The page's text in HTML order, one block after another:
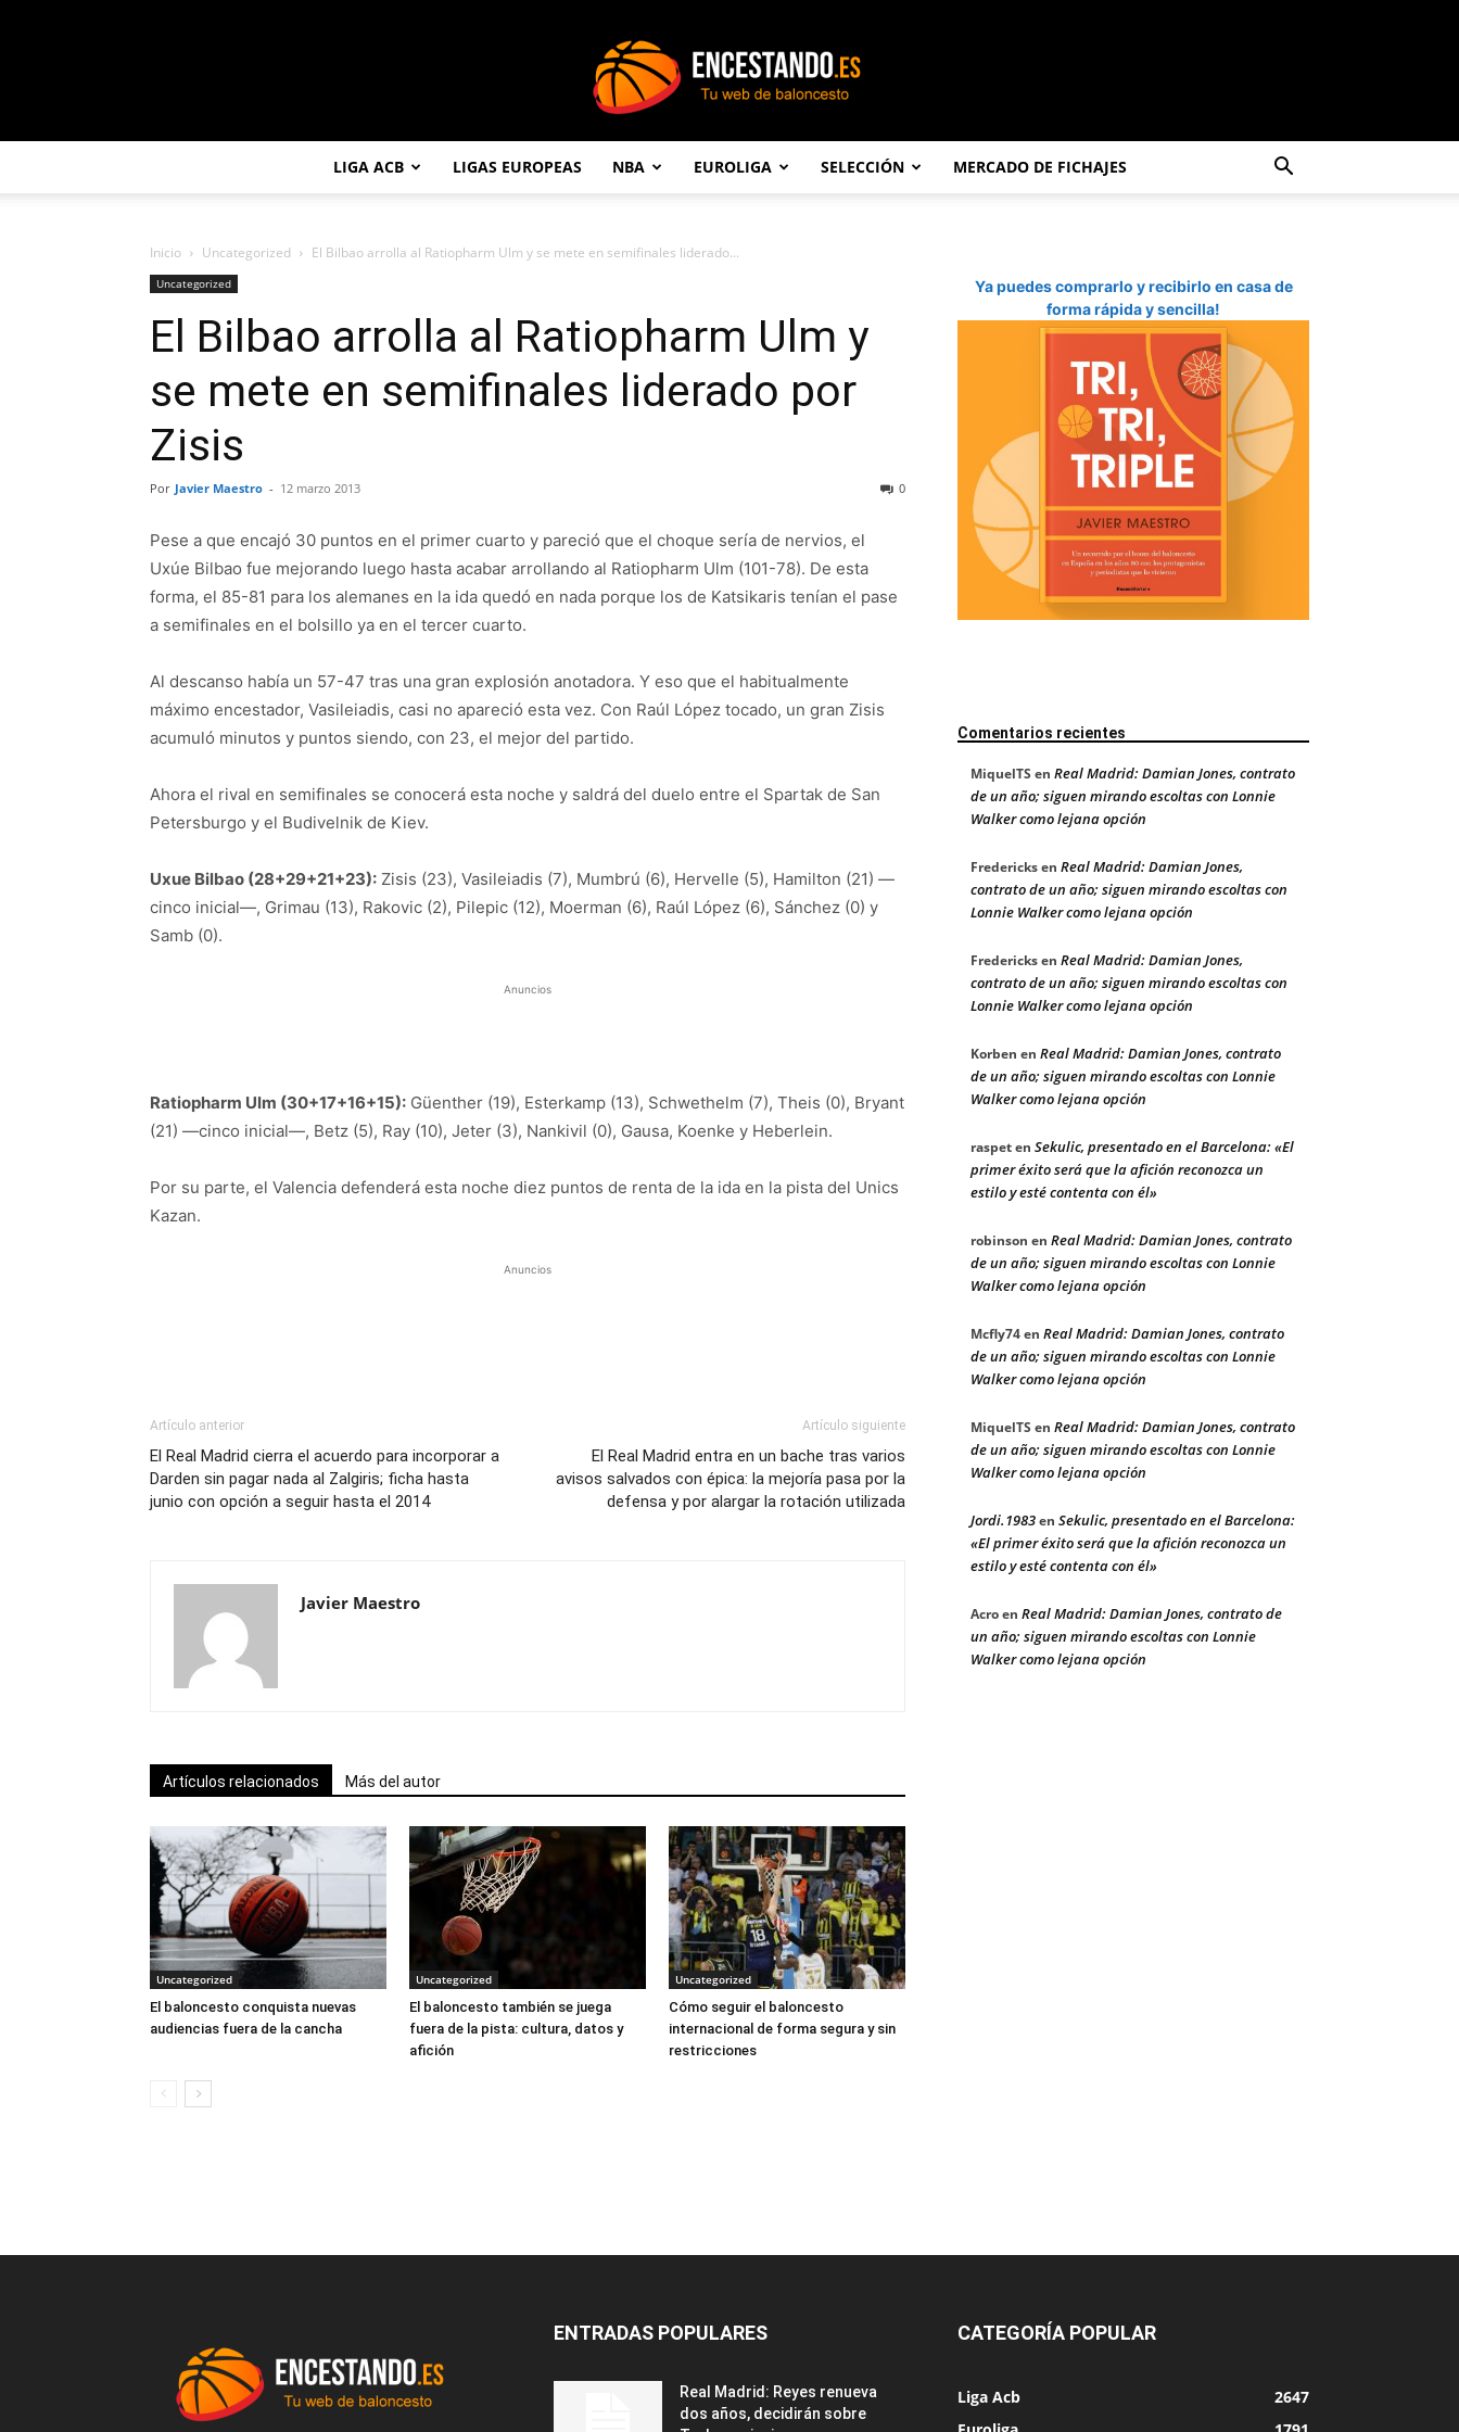
LIGA ACB LIGAS EUROPEAS NBA EUROLIGA SELECCIÓN MERCADO DE FICHAJES
Inicio Uncategorized El Bilbao arrolla al Ratiopharm Ulm y se mete en semifinales liderado...
Uncategorized
El Bilbao arrolla al Ratiopharm Ulm y
se mete en semifinales liderado por
Zisis
Por Javier Maestro - 12 marzo 2013 0
Pese a que encajó 30 puntos en el primer cuarto y pareció que el choque sería de nervios, el
Uxúe Bilbao fue mejorando luego hasta acabar arrollando al Ratiopharm Ulm (101-78). De esta
forma, el 85-81 para los alemanes en la ida quedó en nada porque los de Katsikaris tenían el pase
a semifinales en el bolsillo ya en el tercer cuarto.
Al descanso había un 57-47 tras una gran explosión anotadora. Y eso que el habitualmente
máximo encestador, Vasileiadis, casi no apareció esta vez. Con Raúl López tocado, un gran Zisis
acumuló minutos y puntos siendo, con 23, el mejor del partido.
Ahora el rival en semifinales se conocerá esta noche y saldrá del duelo entre el Spartak de San
Petersburgo y el Budivelnik de Kiev.
Uxue Bilbao (28+29+21+23): Zisis (23), Vasileiadis (7), Mumbrú (6), Hervelle (5), Hamilton (21) —
cinco inicial—, Grimau (13), Rakovic (2), Pilepic (12), Moerman (6), Raúl López (6), Sánchez (0) y
Samb (0).
Anuncios
Ratiopharm Ulm (30+17+16+15): Güenther (19), Esterkamp (13), Schwethelm (7), Theis (0), Bryant
(21) —cinco inicial—, Betz (5), Ray (10), Jeter (3), Nankivil (0), Gausa, Koenke y Heberlein.
Por su parte, el Valencia defenderá esta noche diez puntos de renta de la ida en la pista del Unics
Kazan.
Anuncios
Artículo anterior
El Real Madrid cierra el acuerdo para incorporar a
Darden sin pagar nada al Zalgiris; ficha hasta
junio con opción a seguir hasta el 2014
Artículo siguiente
El Real Madrid entra en un bache tras varios
avisos salvados con épica: la mejoría pasa por la
defensa y por alargar la rotación utilizada
Javier Maestro
Artículos relacionados Más del autor
Uncategorized
El baloncesto conquista nuevas
audiencias fuera de la cancha
Uncategorized
El baloncesto también se juega
fuera de la pista: cultura, datos y
afición
Uncategorized
Cómo seguir el baloncesto
internacional de forma segura y sin
restricciones
Ya puedes comprarlo y recibirlo en casa de
forma rápida y sencilla!
Comentarios recientes
MiquelTS en Real Madrid: Damian Jones, contrato
de un año; siguen mirando escoltas con Lonnie
Walker como lejana opción
Fredericksen Real Madrid: Damian Jones,
contrato de un año; siguen mirando escoltas con
Lonnie Walker como lejana opción
Fredericksen Real Madrid: Damian Jones,
contrato de un año; siguen mirando escoltas con
Lonnie Walker como lejana opción
Korben en Real Madrid: Damian Jones, contrato
de un año; siguen mirando escoltas con Lonnie
Walker como lejana opción
raspeten Sekulic, presentado en el Barcelona: «El
primer éxito será que la afición reconozca un
estilo y esté contenta con él»
robinson en Real Madrid: Damian Jones, contrato
de un año; siguen mirando escoltas con Lonnie
Walker como lejana opción
Mcfly74en Real Madrid: Damian Jones, contrato
de un año; siguen mirando escoltas con Lonnie
Walker como lejana opción
MiquelTS en Real Madrid: Damian Jones, contrato
de un año; siguen mirando escoltas con Lonnie
Walker como lejana opción
Jordi.1983en Sekulic, presentado en el Barcelona:
«El primer éxito será que la afición reconozca un
estilo y esté contenta con él»
Acroen Real Madrid: Damian Jones, contrato de
un año; siguen mirando escoltas con Lonnie
Walker como lejana opción
ENTRADAS POPULARES
Real Madrid: Reyes renueva
dos años, decidirán sobre
CATEGORÍA POPULAR
Liga Acb
2647